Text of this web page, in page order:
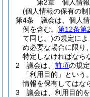
第2章
個人情
(個人情報の保有の制
第4条
議会は、個人
例を含む。 第12条第
て同じ。)の規定に
め必要な場合に限り
特定しなければなら
2
議会は、 前項の規
「利用目的」という
情報を保有してはな
3
議会は、利用目的